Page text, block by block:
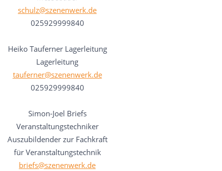
schulz@szenenwerk.de
025929999840
Heiko Tauferner Lagerleitung
Lagerleitung
tauferner@szenenwerk.de
025929999840
Simon-Joel Briefs
Veranstaltungstechniker
Auszubildender zur Fachkraft
für Veranstaltungstechnik
briefs@szenenwerk.de